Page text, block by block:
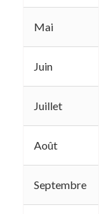
Mai
Juin
Juillet
Août
Septembre